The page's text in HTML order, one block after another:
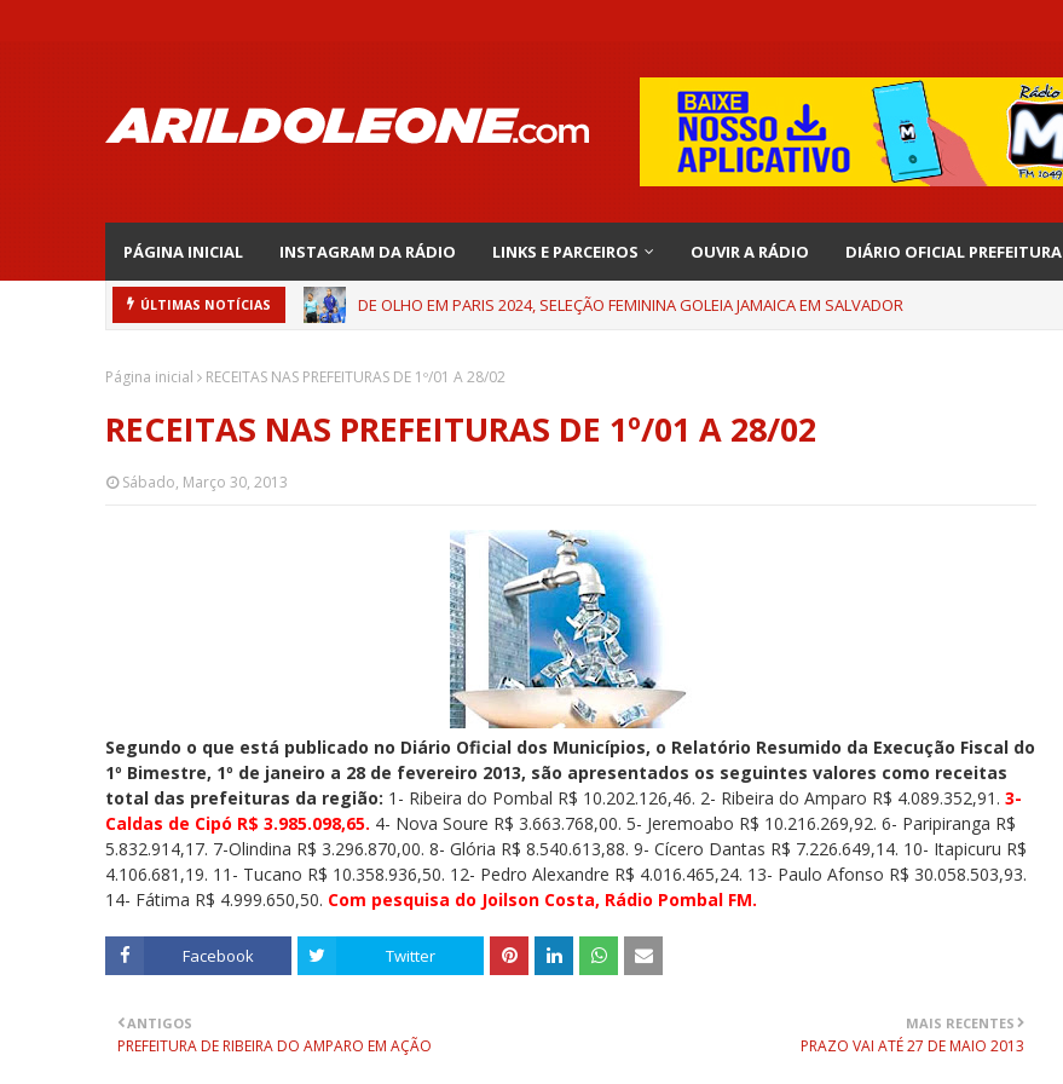
PÁGINA INICIAL INSTAGRAM DA RÁDIO LINKS E PARCEIROS OUVIR A RÁDIO DIÁRIO OFICIAL PREFEITURA
ÚLTIMAS NOTÍCIAS DE OLHO EM PARIS 2024, SELEÇÃO FEMININA GOLEIA JAMAICA EM SALVADOR
Página inicial RECEITAS NAS PREFEITURAS DE 1º/01 A 28/02
RECEITAS NAS PREFEITURAS DE 1º/01 A 28/02
Sábado, Março 30, 2013
Segundo o que está publicado no Diário Oficial dos Municípios, o Relatório Resumido da Execução Fiscal do
1º Bimestre, 1º de janeiro a 28 de fevereiro 2013, são apresentados os seguintes valores como receitas
total das prefeituras da região: 1- Ribeira do Pombal R$ 10.202.126,46. 2- Ribeira do Amparo R$ 4.089.352,91. 3-
Caldas de Cipó R$ 3.985.098,65. 4- Nova Soure R$ 3.663.768,00. 5- Jeremoabo R$ 10.216.269,92. 6- Paripiranga R$
5.832.914,17. 7-Olindina R$ 3.296.870,00. 8- Glória R$ 8.540.613,88. 9- Cícero Dantas R$ 7.226.649,14. 10- Itapicuru R$
4.106.681,19. 11- Tucano R$ 10.358.936,50. 12- Pedro Alexandre R$ 4.016.465,24. 13- Paulo Afonso R$ 30.058.503,93.
14- Fátima R$ 4.999.650,50. Com pesquisa do Joilson Costa, Rádio Pombal FM.
Facebook Twitter
MAIS RECENTES
PRAZO VAI ATÉ 27 DE MAIO 2013
ANTIGOS
PREFEITURA DE RIBEIRA DO AMPARO EM AÇÃO